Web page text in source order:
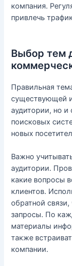
компания.
привлечь
Выбор тем
Правильная
существующей
аудитории, но и
поисковых
новых
Важно
аудитории.
какие вопросы
клиентов.
обратной
запросы. По
материалы
также
компании.